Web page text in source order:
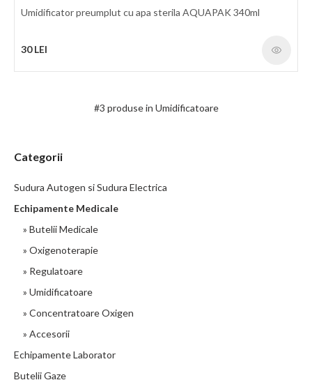
crește umiditatea relativă a oxigenului administrat pacientului.
Umidificator preumplut cu apa sterila AQUAPAK 340ml
30 LEI
#3 produse in Umidificatoare
Categorii
Sudura Autogen si Sudura Electrica
Echipamente Medicale
» Butelii Medicale
» Oxigenoterapie
» Regulatoare
» Umidificatoare
» Concentratoare Oxigen
» Accesorii
Echipamente Laborator
Butelii Gaze